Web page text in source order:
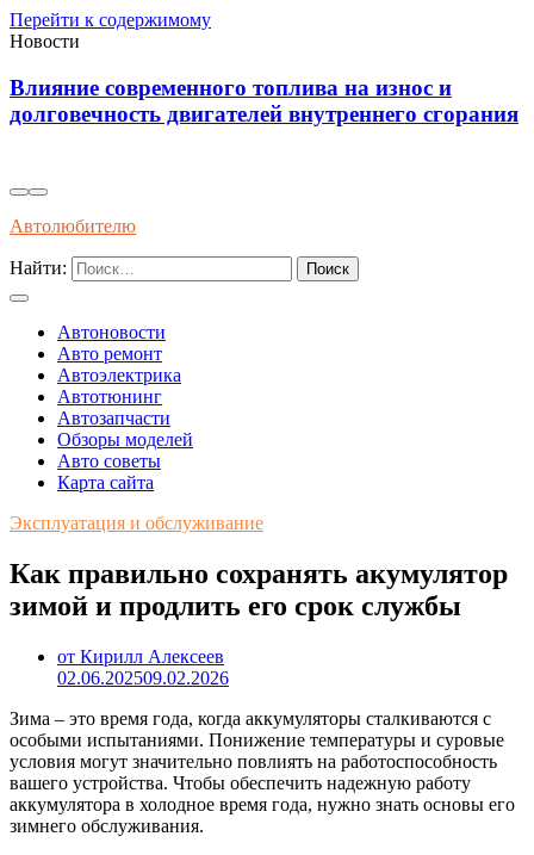
Перейти к содержимому
Новости
Диагностика износостойкости тормозных
колодок через вибрационные и температурные
Автолюбителю
Найти:
Автоновости
Авто ремонт
Автоэлектрика
Автотюнинг
Автозапчасти
Обзоры моделей
Авто советы
Карта сайта
Эксплуатация и обслуживание
Как правильно сохранять акумулятор
зимой и продлить его срок службы
от Кирилл Алексеев
02.06.202509.02.2026
Зима – это время года, когда аккумуляторы сталкиваются с
особыми испытаниями. Понижение температуры и суровые
условия могут значительно повлиять на работоспособность
вашего устройства. Чтобы обеспечить надежную работу
аккумулятора в холодное время года, нужно знать основы его
зимнего обслуживания.